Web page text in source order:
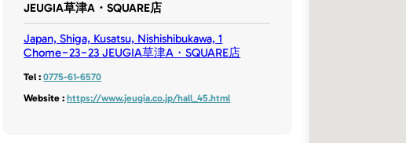
JEUGIA草津A・SQUARE店
Japan, Shiga, Kusatsu, Nishishibukawa, 1
Chome−23−23 JEUGIA草津A・SQUARE店
Tel :0775-61-6570
Website :https://www.jeugia.co.jp/hall_45.html